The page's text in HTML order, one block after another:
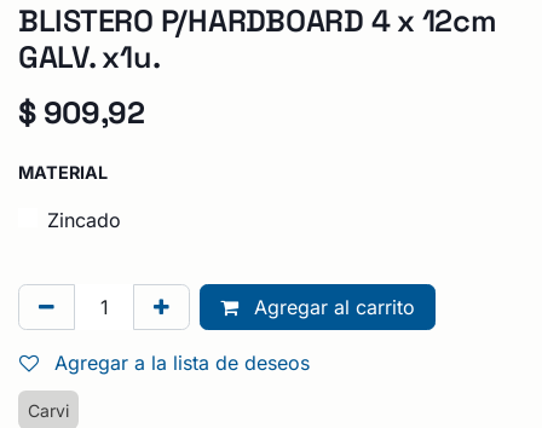
BLISTERO P/HARDBOARD 4 x 12cm
GALV. x1u.
$ 909,92
MATERIAL
Zincado
Agregar al carrito
Agregar a la lista de deseos
Carvi